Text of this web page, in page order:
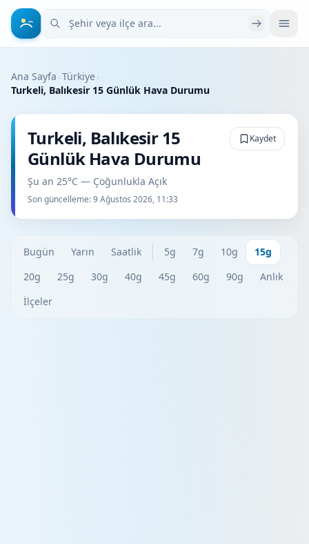
Şehir veya ilçe ara
Ana Sayfa ›Türkiye›
Turkeli, Balıkesir 15 Günlük Hava Durumu
Turkeli, Balıkesir 15
Günlük Hava Durumu
Şu an 25°C — Çoğunlukla Açık
Son güncelleme:9 Ağustos 2026, 11:33
Kaydet
Bugün Yarın Saatlik 5g 7g 10g
15g
20g
25g 30g 40g 45g 60g 90g
Anlık
İlçeler